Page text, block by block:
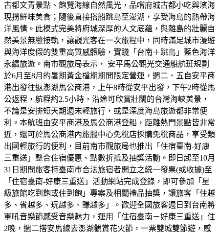
古都文青景點、飽覽海線自然風光，品嚐府城古都小吃與濱海
現撈鮮味美食；隨後直接搭船跳島至澎湖，享受海島的熱帶海
洋風情。此模式完美將府城深厚的人文底蘊，與離島的壯麗自
然美景無縫接軌，讓觀光客在一次旅程中，同時滿足城市漫遊
與海洋度假的雙重高質感體驗，實踐「台南＋跳島」藍色海洋
永續旅遊。南市觀旅局表示， 安平馬公觀光交通船航班規劃
於6月至8月的暑期黃金檔期期間限定營運，週二、五自安平商
港出發往返澎湖馬公商港，上午8時從安平出發，下午2時從馬
公返程，航程約2.5小時，沿途可欣賞壯闊的台灣海峽美景，
不論是安排短天期週末輕旅行，或是深度海島旅遊都非常便
利。本航班由安平商港及馬公商港登船，距離熱門景點皆非常
近，還可於馬公商港內旅服中心免稅店採購免稅商品，享受類
出國輕旅行的便利，目前南市觀旅局也推出「住宿臺南-好康
三重送」整合住宿優惠、點數折抵及抽獎活動。即日起至10月
31日期間旅客持臺南市合法旅宿者開立之統一發票(或收據)至
「住宿臺南-好康三重送」活動網站完成登錄，即可參加「星
級旅館吃到飽或住到飽」專案及相關禮品抽獎，讓旅客「住越
多、省越多、玩越多、賺越多」。歡迎全國旅客週日到台南將
軍吼音樂節感受音樂魅力，運用「住宿臺南－好康三重送」住
2晚，週二搭安馬線去澎湖觀賞花火節，一票雙城雙節遊，感